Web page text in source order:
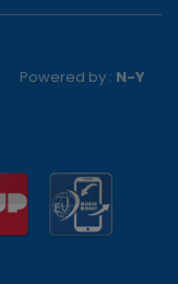
Powered by : N-Y